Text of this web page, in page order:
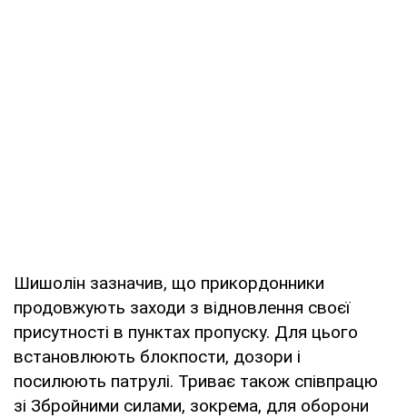
Шишолін зазначив, що прикордонники
продовжують заходи з відновлення своєї
присутності в пунктах пропуску. Для цього
встановлюють блокпости, дозори і
посилюють патрулі. Триває також співпрацю
зі Збройними силами, зокрема, для оборони